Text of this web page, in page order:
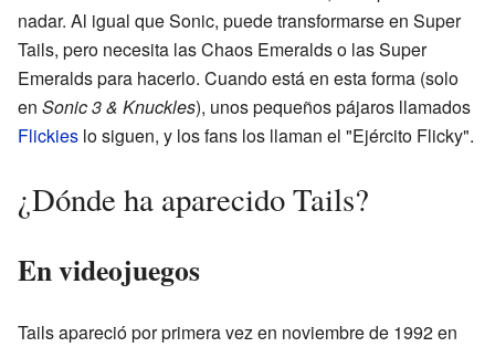
nadar. Al igual que Sonic, puede transformarse en Super
Tails, pero necesita las Chaos Emeralds o las Super
Emeralds para hacerlo. Cuando está en esta forma (solo
en Sonic 3 & Knuckles), unos pequeños pájaros llamados
Flickies lo siguen, y los fans los llaman el "Ejército Flicky".
¿Dónde ha aparecido Tails?
En videojuegos
Tails apareció por primera vez en noviembre de 1992 en